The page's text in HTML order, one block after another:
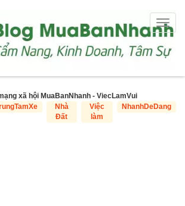
xã hội MuaBanNhanh - ViecLamVui
Nhà
Đất
Việc
làm
NhanhDeDang